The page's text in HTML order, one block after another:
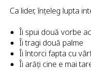
Ca lider, înțeleg lupta
Îi spui două vorbe
Îi tragi două palme
Îi întorci fapta cu
Îi arăți cine e mai